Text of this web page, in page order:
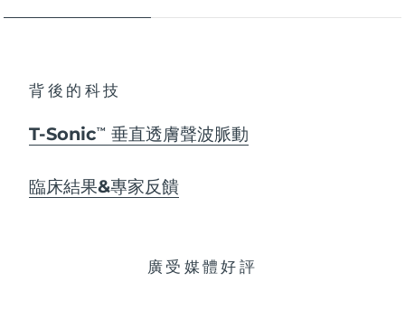
背後的科技
T-SonicTM 垂直透膚聲波脈動
臨床結果&專家反饋
廣受媒體好評